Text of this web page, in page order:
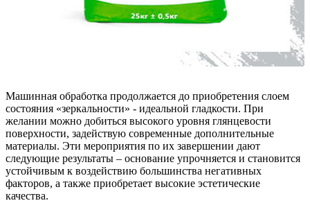
Машинная обработка продолжается до приобретения слоем
состояния «зеркальности» - идеальной гладкости. При
желании можно добиться высокого уровня глянцевости
поверхности, задействую современные дополнительные
материалы. Эти мероприятия по их завершении дают
следующие результаты – основание упрочняется и становится
устойчивым к воздействию большинства негативных
факторов, а также приобретает высокие эстетические
качества.